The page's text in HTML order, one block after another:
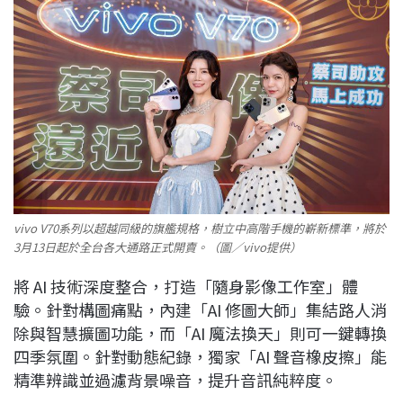
vivo V70系列以超越同級的旗艦規格，樹立中高階手機的嶄新標準，將於
3月13日起於全台各大通路正式開賣。（圖／vivo提供）
將 AI 技術深度整合，打造「隨身影像工作室」體
驗。針對構圖痛點，內建「AI 修圖大師」集結路人消
除與智慧擴圖功能，而「AI 魔法換天」則可一鍵轉換
四季氛圍。針對動態紀錄，獨家「AI 聲音橡皮擦」能
精準辨識並過濾背景噪音，提升音訊純粹度。